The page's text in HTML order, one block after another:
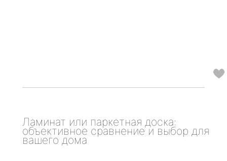
Ламинат или паркетная доска:
объективное сравнение и выбор для
вашего дома